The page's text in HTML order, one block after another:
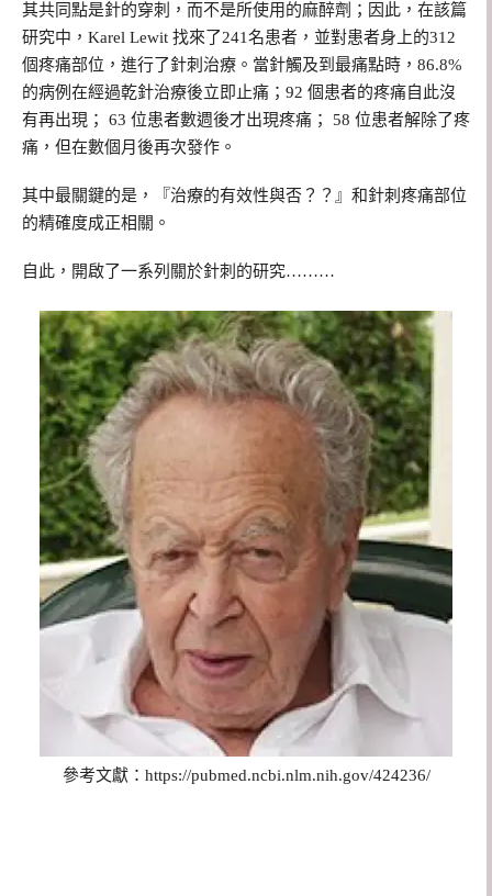
其共同點是針的穿刺，而不是所使用的麻醉劑；因此，在該篇
研究中，Karel Lewit 找來了241名患者，並對患者身上的312
個疼痛部位，進行了針刺治療。當針觸及到最痛點時，86.8%
的病例在經過乾針治療後立即止痛；92 個患者的疼痛自此沒
有再出現； 63 位患者數週後才出現疼痛； 58 位患者解除了疼
痛，但在數個月後再次發作。
其中最關鍵的是，『治療的有效性與否？？』和針刺疼痛部位
的精確度成正相關。
自此，開啟了一系列關於針刺的研究………
參考文獻：https://pubmed.ncbi.nlm.nih.gov/424236/